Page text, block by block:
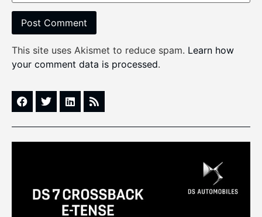
This site uses Akismet to reduce spam. Learn how
your comment data is processed.